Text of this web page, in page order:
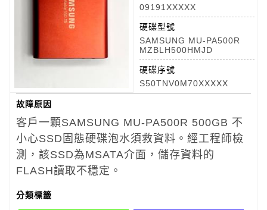
09191XXXXX
硬碟型號
SAMSUNG MU-PA500R
MZBLH500HMJD
硬碟序號
S50TNV0M70XXXXX
故障原因
客戶一顆SAMSUNG MU-PA500R 500GB 不
小心SSD固態硬碟泡水須救資料。 經工程師檢
測，該SSD為MSATA介面，儲存資料的
FLASH讀取不穩定。
分類標籤